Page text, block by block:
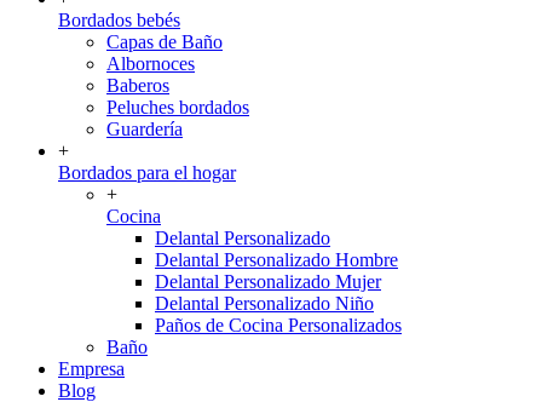
Bordados bebés
Capas de Baño
Albornoces
Baberos
Peluches bordados
Guardería
+
Bordados para el hogar
+
Cocina
Delantal Personalizado
Delantal Personalizado Hombre
Delantal Personalizado Mujer
Delantal Personalizado Niño
Paños de Cocina Personalizados
Baño
Empresa
Blog